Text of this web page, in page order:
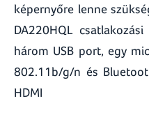
képernyőre lenne
DA220HQL
három USB port, egy
802.11b/g/n és
HDMI